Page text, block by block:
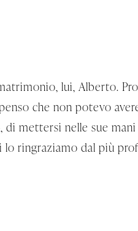
lui, Alberto.
che non potevo
mettersi nelle sue
ringraziamo dal più